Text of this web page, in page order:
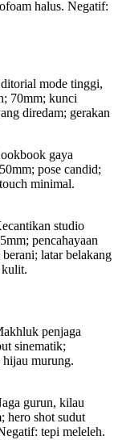
halus. Negatif:
mode tinggi,
70mm; kunci
diredam; gerakan
gaya
pose candid;
minimal.
studio
pencahayaan
latar belakang
kulit.
penjaga
sinematik;
hijau murung.
gurun, kilau
hero shot sudut
tepi meleleh.